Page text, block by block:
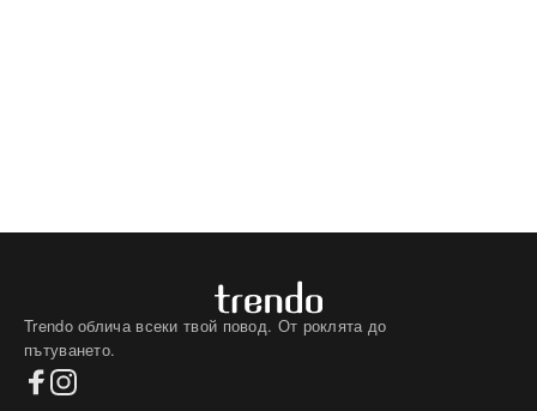
Trendo облича всеки твой повод. От роклята до
пътуването.